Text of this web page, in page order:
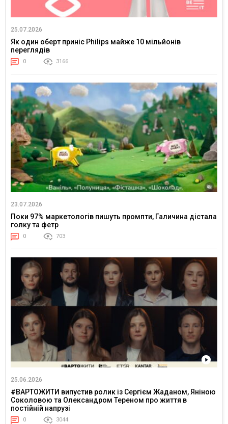
25.07.2026
Як один оберт приніс Philips майже 10 мільйонів
переглядів
0 3166
23.07.2026
Поки 97% маркетологів пишуть промпти, Галичина дістала
голку та фетр
0 703
25.06.2026
#ВАРТОЖИТИ випустив ролик із Сергієм Жаданом, Яніною
Соколовою та Олександром Тереном про життя в
постійній напрузі
0 3044